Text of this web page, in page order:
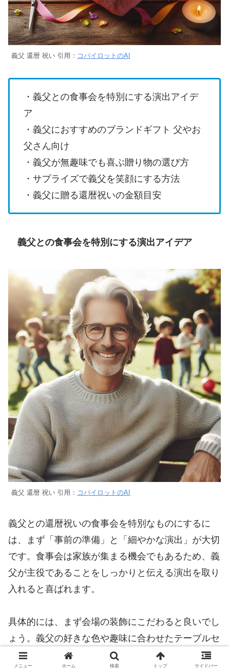
義父 還暦 祝い 引用： コパイロットのAI
・義父との食事会を特別にする演出アイデ
ア
・義父におすすめのブランドギフト 父やお
父さん向け
・義父が無趣味でも喜ぶ贈り物の選び方
・サプライズで義父を笑顔にする方法
・義父に贈る還暦祝いの金額目安
義父との食事会を特別にする演出アイデア
義父 還暦 祝い 引用： コパイロットのAI
義父との還暦祝いの食事会を特別なものにするに
は、まず「事前の準備」と「細やかな演出」が大切
です。食事会は家族が集まる機会でもあるため、義
父が主役であることをしっかりと伝える演出を取り
入れると喜ばれます。
具体的には、まず会場の装飾にこだわると良いでし
ょう。義父の好きな色や趣味に合わせたテーブルセ
ッティングや、還暦を象徴する赤いアイテムを取り
メニュー ホーム 検索 トップ サイドバー